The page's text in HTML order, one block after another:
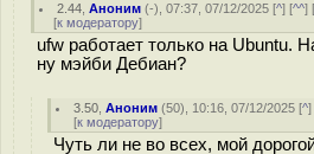
2.44 ,Аноним (-), 07:37, 07/12/2025 [^] [^^]
[к модератору]
ufw работает только на Ubuntu.
ну мэйби Дебиан?
3.50 ,Аноним (50), 10:16, 07/12/2025 [^]
[к модератору]
Чуть ли не во всех, мой